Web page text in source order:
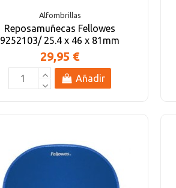
Alfombrillas
Reposamuñecas Fellowes
9252103/ 25.4 x 46 x 81mm
29,95 €
Añadir